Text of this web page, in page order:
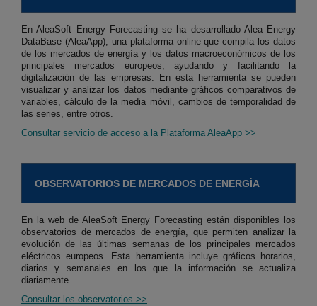
En AleaSoft Energy Forecasting se ha desarrollado Alea Energy
DataBase (AleaApp), una plataforma online que compila los datos
de los mercados de energía y los datos macroeconómicos de los
principales mercados europeos, ayudando y facilitando la
digitalización de las empresas. En esta herramienta se pueden
visualizar y analizar los datos mediante gráficos comparativos de
variables, cálculo de la media móvil, cambios de temporalidad de
las series, entre otros.
Consultar servicio de acceso a la Plataforma AleaApp >>
OBSERVATORIOS DE MERCADOS DE ENERGÍA
En la web de AleaSoft Energy Forecasting están disponibles los
observatorios de mercados de energía, que permiten analizar la
evolución de las últimas semanas de los principales mercados
eléctricos europeos. Esta herramienta incluye gráficos horarios,
diarios y semanales en los que la información se actualiza
diariamente.
Consultar los observatorios >>